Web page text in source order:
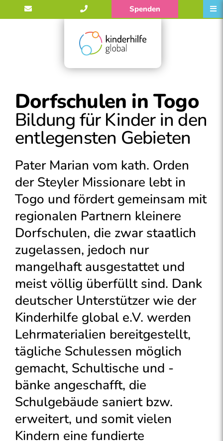
Spenden
Dorfschulen in Togo
Bildung für Kinder in den
entlegensten Gebieten
Pater Marian vom kath. Orden
der Steyler Missionare lebt in
Togo und fördert gemeinsam mit
regionalen Partnern kleinere
Dorfschulen, die zwar staatlich
zugelassen, jedoch nur
mangelhaft ausgestattet und
meist völlig überfüllt sind. Dank
deutscher Unterstützer wie der
Kinderhilfe global e.V. werden
Lehrmaterialien bereitgestellt,
tägliche Schulessen möglich
gemacht, Schultische und -
bänke angeschafft, die
Schulgebäude saniert bzw.
erweitert, und somit vielen
Kindern eine fundierte